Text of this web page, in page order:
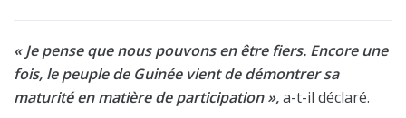
« Je pense que nous pouvons en être fiers. Encore une
fois, le peuple de Guinée vient de démontrer sa
maturité en matière de participation »,a-t-il déclaré.